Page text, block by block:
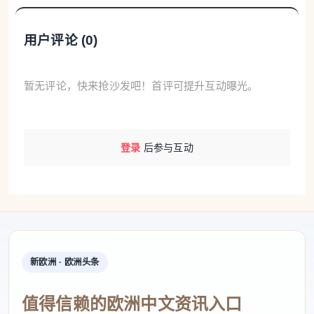
用户评论 (0)
暂无评论，快来抢沙发吧！首评可提升互动曝光。
登录 后参与互动
新欧洲 · 欧洲头条
值得信赖的欧洲中文资讯入口